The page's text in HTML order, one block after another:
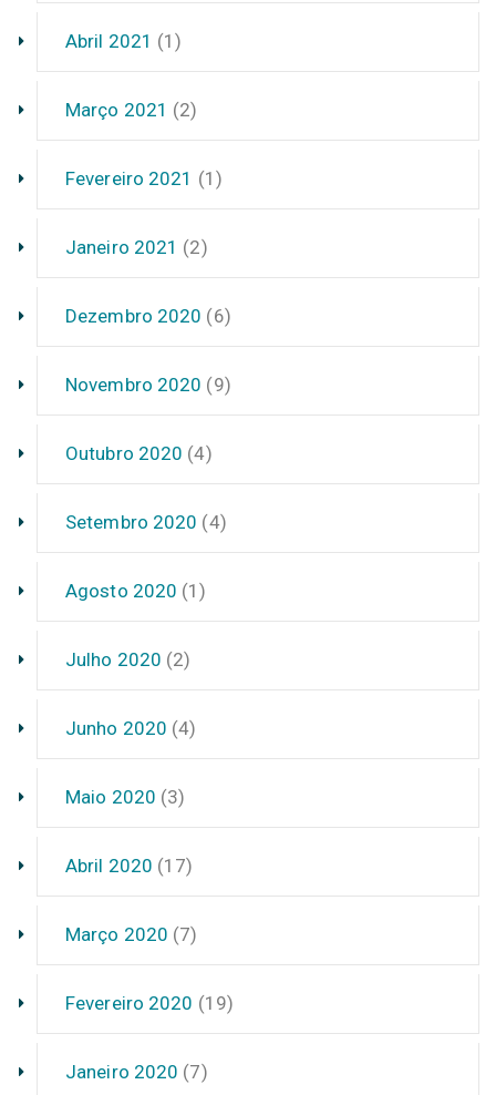
Abril 2021 (1)
Março 2021 (2)
Fevereiro 2021 (1)
Janeiro 2021 (2)
Dezembro 2020 (6)
Novembro 2020 (9)
Outubro 2020 (4)
Setembro 2020 (4)
Agosto 2020 (1)
Julho 2020 (2)
Junho 2020 (4)
Maio 2020 (3)
Abril 2020 (17)
Março 2020 (7)
Fevereiro 2020 (19)
Janeiro 2020 (7)